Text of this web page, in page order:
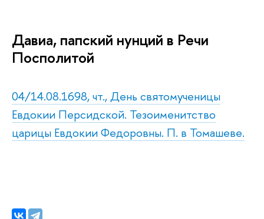
Давиа, папский нунций в Речи
Посполитой
04/14.08.1698, чт., День святомученицы
Евдокии Персидской. Тезоименитство
царицы Евдокии Федоровны. П. в Томашеве.